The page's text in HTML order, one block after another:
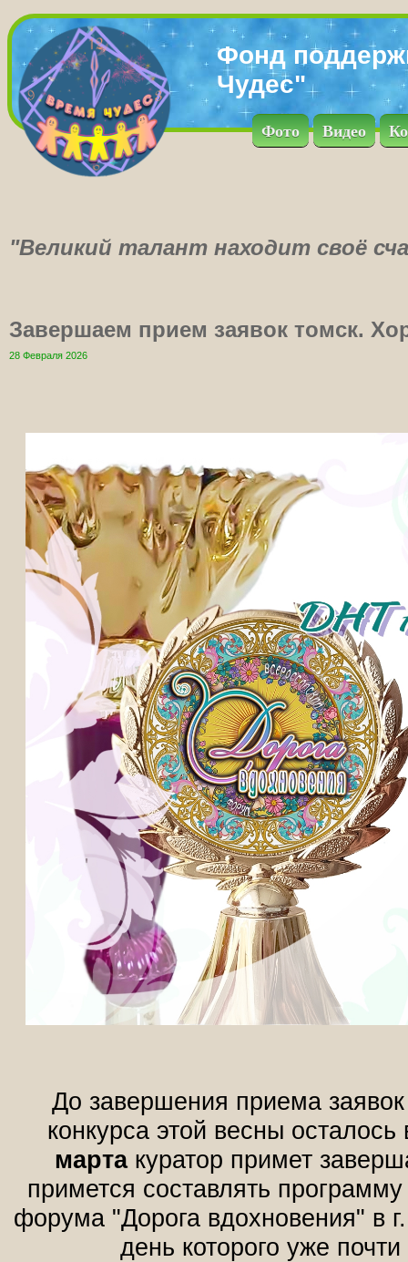
Фонд
Чудес"
Фото Видео
"Великий талант находит своё
Завершаем прием заявок томск.
28 Февраля 2026
До завершения приема
конкурса этой весны
марта куратор примет
примется составлять
форума "Дорога вдохновения" в
день которого уже